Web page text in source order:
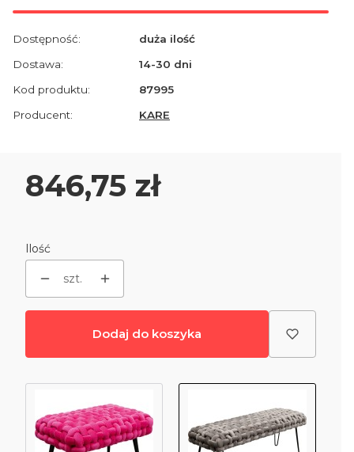
Dostępność:
duża ilość
Dostawa:
14-30 dni
Kod produktu:
87995
Producent:
KARE
Cena
846,75 zł
Ilość
szt.
Dodaj do koszyka